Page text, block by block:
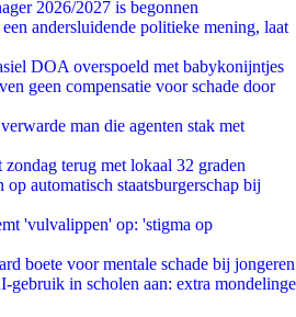
2026/2027 is begonnen
andersluidende politieke mening, laat
DOA overspoeld met babykonijntjes
geen compensatie voor schade door
man die agenten stak met
terug met lokaal 32 graden
automatisch staatsburgerschap bij
'vulvalippen' op: 'stigma op
boete voor mentale schade bij jongeren
gebruik in scholen aan: extra mondelinge